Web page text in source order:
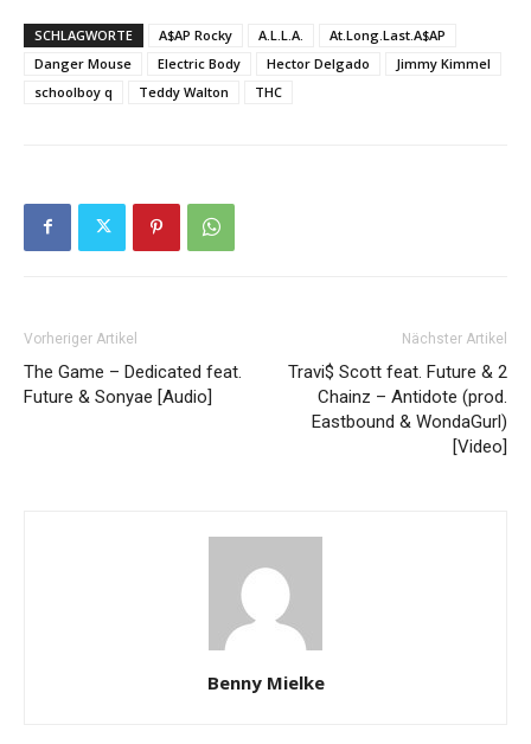
SCHLAGWORTE A$AP Rocky A.L.L.A.
At.Long.Last.A$AP
Danger Mouse
Electric Body Hector Delgado
Jimmy Kimmel
schoolboy q
Teddy Walton THC
Vorheriger Artikel
The Game – Dedicated feat.
Future & Sonyae [Audio]
Nächster Artikel
Travi$ Scott feat. Future & 2
Chainz – Antidote (prod.
Eastbound & WondaGurl)
[Video]
Benny Mielke